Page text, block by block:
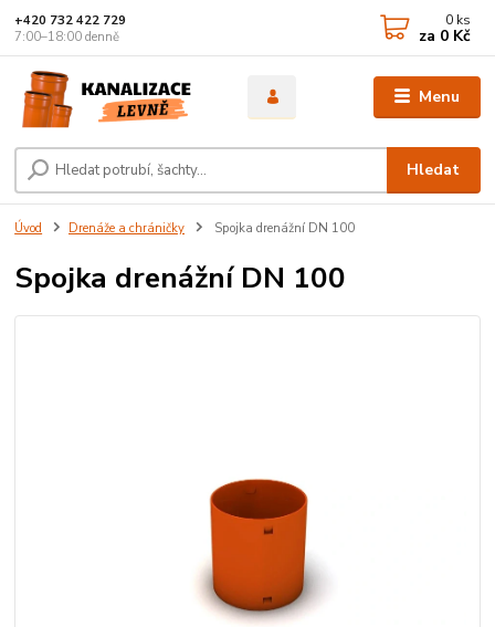
Menu
Hledat
+420 732 422 729
7:00–18:00 denně
0 ks
za 0 Kč
Úvod Drenáže a chráničky Spojka drenážní DN 100
Spojka drenážní DN 100